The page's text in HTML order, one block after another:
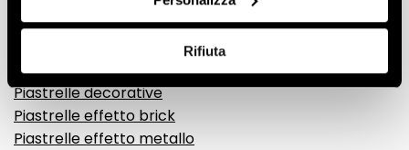
Rifiuta
Gres porcellanato effetto pietra
Gres porcellanato effetto resina e cemento
Piastrelle 3D
Piastrelle decorative
Piastrelle effetto brick
Piastrelle effetto metallo